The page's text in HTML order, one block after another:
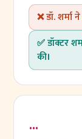
❌ डॉ.
✅ डॉक्टर
की।
…